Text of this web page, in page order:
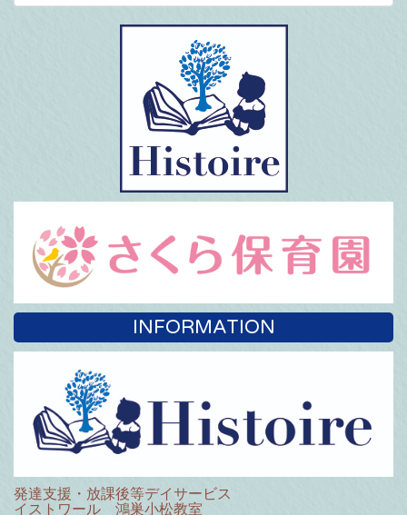
INFORMATION
発達支援・放課後等デイサービス
イストワール 鴻巣小松教室